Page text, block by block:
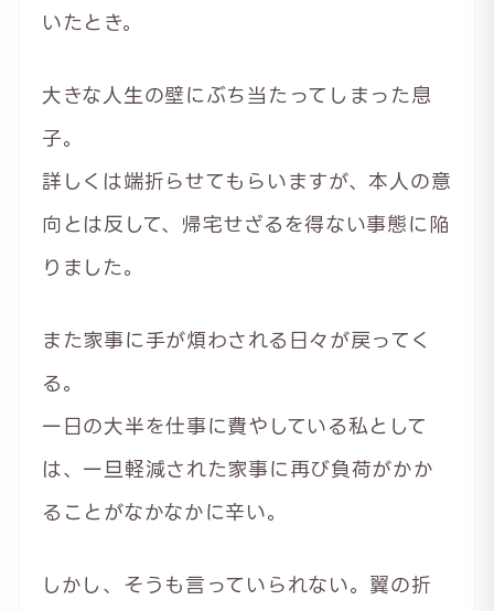
いたとき。
大きな人生の壁にぶち当たってしまった息
子。
詳しくは端折らせてもらいますが、本人の意
向とは反して、帰宅せざるを得ない事態に陥
りました。
また家事に手が煩わされる日々が戻ってく
る。
一日の大半を仕事に費やしている私として
は、一旦軽減された家事に再び負荷がかか
ることがなかなかに辛い。
しかし、そうも言っていられない。翼の折